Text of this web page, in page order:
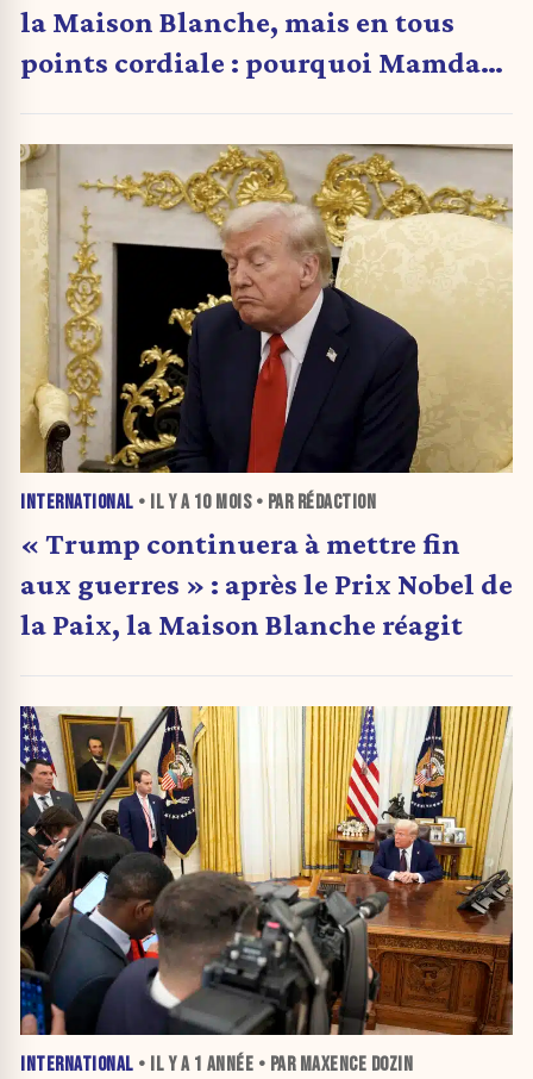
la Maison Blanche, mais en tous
points cordiale : pourquoi Mamdani
complices
INTERNATIONAL • IL Y A 10 MOIS• PAR RÉDACTION
« Trump continuera à mettre fin
aux guerres » : après le Prix Nobel de
la Paix, la Maison Blanche réagit
INTERNATIONAL • IL Y A 1 ANNÉE • PAR MAXENCE DOZIN